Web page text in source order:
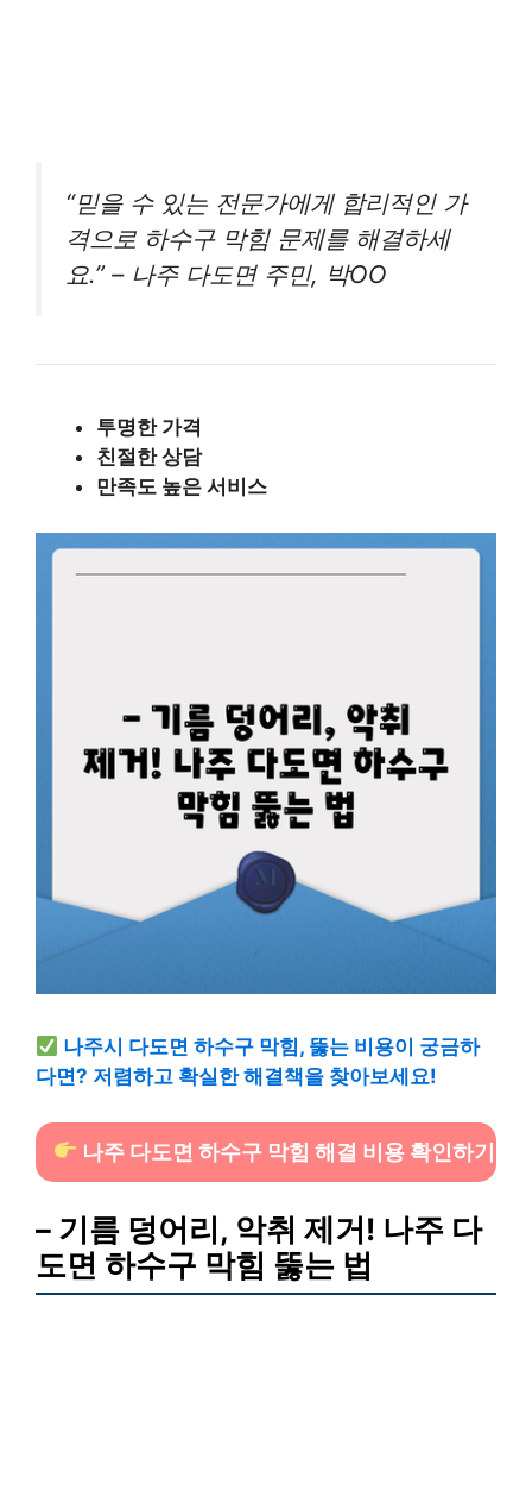
“믿을 수 있는 전문가에게 합리적인 가
격으로 하수구 막힘 문제를 해결하세
요.” – 나주 다도면 주민, 박OO
투명한 가격
친절한 상담
만족도 높은 서비스
나주시 다도면 하수구 막힘, 뚫는 비용이 궁금하
다면? 저렴하고 확실한 해결책을 찾아보세요!
나주 다도면 하수구 막힘 해결 비용 확인하기
– 기름 덩어리, 악취 제거! 나주 다
도면 하수구 막힘 뚫는 법